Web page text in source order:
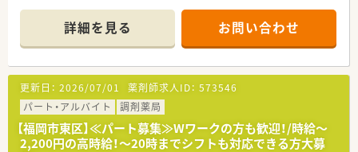
日10枚程度の対応です。
■薬剤師は正社員2名とパート1名の計3名体制で、9割が在宅業
務という特徴があります。
【法人特徴について】
■「永」「真」「進」「信」という4つの想いを込めた法人理念を掲げ
ています。
■地域の皆様に末永く真面目に向き合い、愛を持って接する薬局
をめざしています。
■患者様一人ひとりに寄り添い、地域医療の発展に貢献するとい
詳細を見る お問い合わせ
更新日： 2026/07/01 薬剤師求人ID： 573546
パート・アルバイト
調剤薬局
【福岡市東区】≪パート募集≫Wワークの方も歓迎！/時給～
2,200円の高時給！～20時までシフトも対応できる方大募